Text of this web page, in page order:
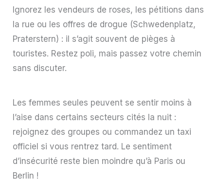
Ignorez les vendeurs de roses, les pétitions dans
la rue ou les offres de drogue (Schwedenplatz,
Praterstern) : il s’agit souvent de pièges à
touristes. Restez poli, mais passez votre chemin
sans discuter.
Les femmes seules peuvent se sentir moins à
l’aise dans certains secteurs cités la nuit :
rejoignez des groupes ou commandez un taxi
officiel si vous rentrez tard. Le sentiment
d’insécurité reste bien moindre qu’à Paris ou
Berlin !